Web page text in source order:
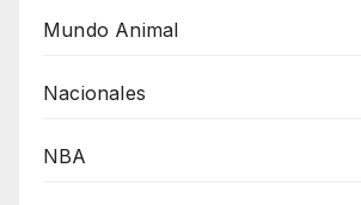
Mundo Animal
Nacionales
NBA